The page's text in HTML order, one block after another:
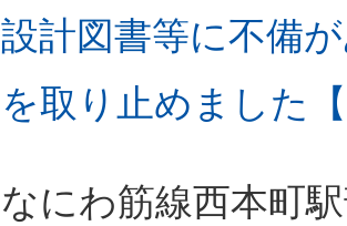
設計図書等に不備
を取り止めました
なにわ筋線西本町